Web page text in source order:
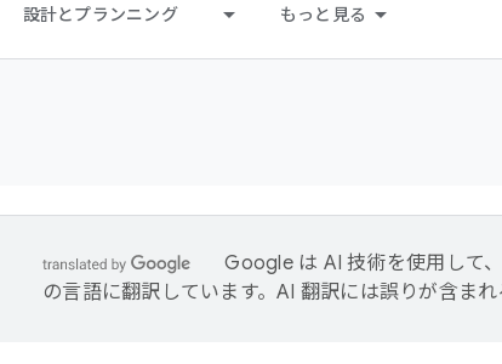
設計とプランニング もっと見る
Google は AI 技術を使用して
の言語に翻訳しています。AI 翻訳には誤りが含まれ